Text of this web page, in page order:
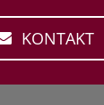
KONTAKT